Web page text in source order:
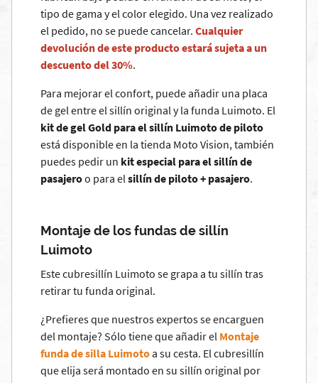
tipo de gama y el color elegido. Una vez realizado
el pedido, no se puede cancelar. Cualquier
devolución de este producto estará sujeta a un
descuento del 30%.
Para mejorar el confort, puede añadir una placa
de gel entre el sillín original y la funda Luimoto. El
kit de gel Gold para el sillín Luimoto de piloto
está disponible en la tienda Moto Vision, también
puedes pedir un kit especial para el sillín de
pasajeroo para elsillín de piloto + pasajero.
Montaje de los fundas de sillín
Luimoto
Este cubresillín Luimoto se grapa a tu sillín tras
retirar tu funda original.
¿Prefieres que nuestros expertos se encarguen
del montaje? Sólo tiene que añadir el Montaje
funda de silla Luimotoa su cesta. El cubresillín
que elija será montado en su sillín original por